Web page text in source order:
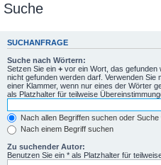
Suche
SUCHANFRAGE
Suche nach Wörtern:
Setzen Sie ein + vor ein Wort, das gefunden
nicht gefunden werden darf. Verwenden Sie
einer Klammer, wenn nur eines der Wörter
als Platzhalter für teilweise
Nach allen Begriffen suchen oder
Nach einem Begriff suchen
Zu suchender Autor:
Benutzen Sie ein * als Platzhalter für